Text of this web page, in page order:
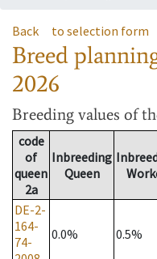
Back to selection form
Breed
2026
Breeding values of
code
of
queen
2a
Inbreeding
Queen
DE-2-
164-
74-
0.0% 0.5%